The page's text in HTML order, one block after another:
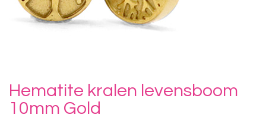
Hematite kralen levensboom
10mm Gold